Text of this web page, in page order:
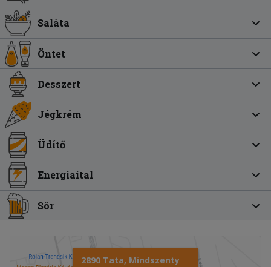
Saláta
Öntet
Desszert
Jégkrém
Üdítő
Energiaital
Sör
2890 Tata, Mindszenty